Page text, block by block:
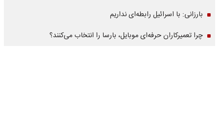
بارزانی: با اسرائیل رابطه‌ای نداریم
چرا تعمیرکاران حرفه‌ای موبایل، بارسا را انتخاب می‌کنند؟